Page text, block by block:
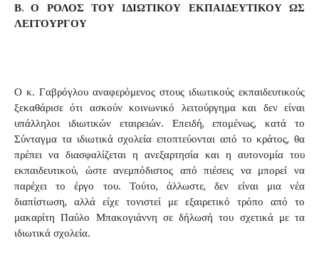
Β. Ο ΡΟΛΟΣ ΤΟΥ ΙΔΙΩΤΙΚΟΥ ΕΚΠΑΙΔΕΥΤΙΚΟΥ ΩΣ
ΛΕΙΤΟΥΡΓΟΥ
Ο κ. Γαβρόγλου αναφερόμενος στους ιδιωτικούς εκπαιδευτικούς
ξεκαθάρισε ότι ασκούν κοινωνικό λειτούργημα και δεν είναι
υπάλληλοι ιδιωτικών εταιρειών. Επειδή, επομένως, κατά το
Σύνταγμα τα ιδιωτικά σχολεία εποπτεύονται από το κράτος, θα
πρέπει να διασφαλίζεται η ανεξαρτησία και η αυτονομία του
εκπαιδευτικού, ώστε ανεμπόδιστος από πιέσεις να μπορεί να
παρέχει το έργο του. Τούτο, άλλωστε, δεν είναι μια νέα
διαπίστωση, αλλά είχε τονιστεί με εξαιρετικό τρόπο από το
μακαρίτη Παύλο Μπακογιάννη σε δήλωσή του σχετικά με τα
ιδιωτικά σχολεία.